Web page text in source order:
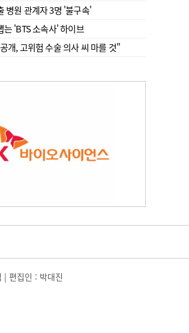
병원 관계자 3명 '불구속'
는 'BTS 소속사' 하이브
개, 고위험 수술 의사 씨 마를 것"
편집인 : 박대진